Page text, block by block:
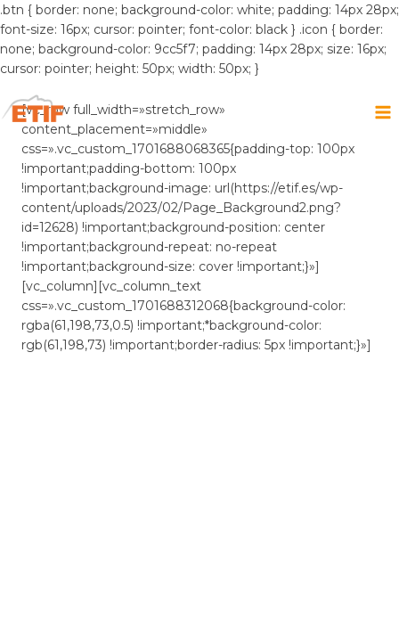
.btn { border: none; background-color: white; padding: 14px 28px;
font-size: 16px; cursor: pointer; font-color: black } .icon { border:
none; background-color: 9cc5f7; padding: 14px 28px; size: 16px;
cursor: pointer; height: 50px; width: 50px; }
al
contenido
[vc_row full_width=»stretch_row»
content_placement=»middle»
css=».vc_custom_1701688068365{padding-top: 100px
!important;padding-bottom: 100px
!important;background-image: url(https://etif.es/wp-
content/uploads/2023/02/Page_Background2.png?
id=12628) !important;background-position: center
!important;background-repeat: no-repeat
!important;background-size: cover !important;}»]
[vc_column][vc_column_text
css=».vc_custom_1701688312068{background-color:
rgba(61,198,73,0.5) !important;*background-color:
rgb(61,198,73) !important;border-radius: 5px !important;}»]